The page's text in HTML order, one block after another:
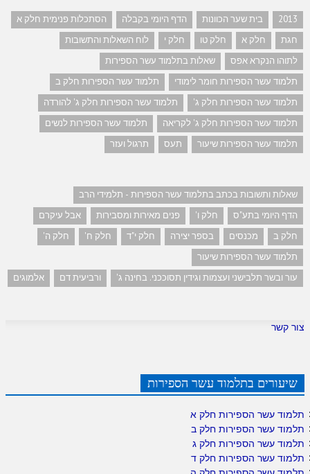
2013 בית שער הכוונות הדף היומי בקבלה
הסתכלות פנימית חלק א
חגת
חלק א חלק טו חלק י
לוח השאלות והתשובות
לתוהו הנקרא אפס
שאלות בתלמוד עשר הספירות
תלמוד עשר הספירות חומר לימודי
תלמוד עשר הספירות חלק ב
תלמוד עשר הספירות חלק ג'
תלמוד עשר הספירות חלק ג' להורדה
תלמוד עשר הספירות חלק ג' לקריאה
תלמוד עשר הספירות לנשים
תלמוד עשר הספירות שיעור
תעס תרגול ועזר
שאלות ותשובות בכתב בתלמוד עשר הספירות - תלמידי הרב
הדף היומי בתע"ס
חלק ו' פנים מאירות ומסבירות
אבל עיקרם
חלק ב
מכנסים בספר יצירה חלק י"ד חלק ח'
חלק ה'
תלמוד עשר הספירות שיעור
עור ובשר תלבישני ועצמות וגידין תסוככני. בחינה ג'
ורביעית דם אלמוגים
צור קשר
שיעורים בתלמוד עשר הספירות
תלמוד עשר הספירות חלק א
תלמוד עשר הספירות חלק ב
תלמוד עשר הספירות חלק ג
תלמוד עשר הספירות חלק ד